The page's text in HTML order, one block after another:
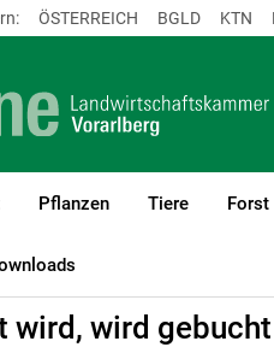
ÖSTERREICH BGLD KTN
Pflanzen Tiere Forst
Aktuelles
wird, wird gebucht